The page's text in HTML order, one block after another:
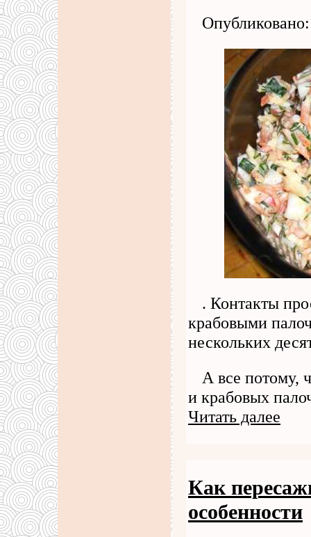
. Контакты
крабовыми
нескольких
А все потому,
и крабовых
Читать далее
Как
особенности